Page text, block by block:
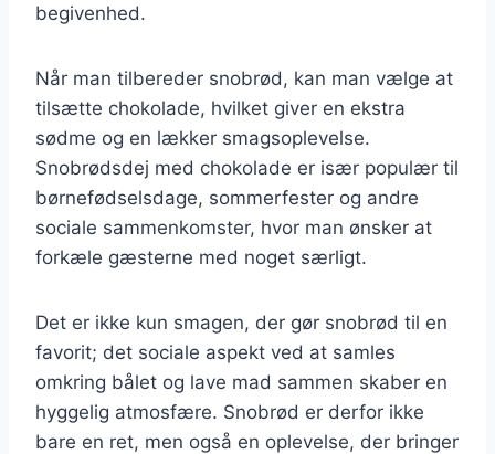
begivenhed.
Når man tilbereder snobrød, kan man vælge at
tilsætte chokolade, hvilket giver en ekstra
sødme og en lækker smagsoplevelse.
Snobrødsdej med chokolade er især populær til
børnefødselsdage, sommerfester og andre
sociale sammenkomster, hvor man ønsker at
forkæle gæsterne med noget særligt.
Det er ikke kun smagen, der gør snobrød til en
favorit; det sociale aspekt ved at samles
omkring bålet og lave mad sammen skaber en
hyggelig atmosfære. Snobrød er derfor ikke
bare en ret, men også en oplevelse, der bringer